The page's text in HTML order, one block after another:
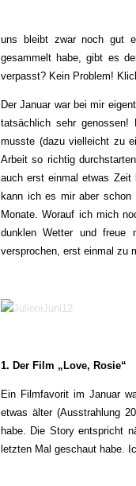
uns bleibt zwar noch gut
gesammelt habe, gibt es
verpasst? Kein Problem!
Der Januar war bei mir
tatsächlich sehr genossen!
musste (dazu vielleicht zu
Arbeit so richtig
auch erst einmal etwas Zeit
kann ich es mir aber
Monate. Worauf ich mich
dunklen Wetter und freue
versprochen, erst einmal zu
1. Der Film „Love, Rosie“
Ein Filmfavorit im Januar
etwas älter (Ausstrahlung
habe. Die Story entspricht
letzten Mal geschaut habe.